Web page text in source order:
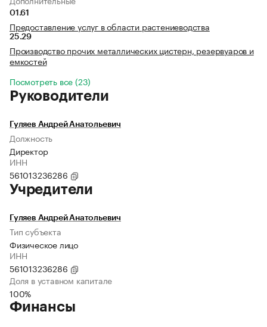
01.61
Предоставление услуг в области растениеводства
25.29
Производство прочих металлических цистерн, резервуаров и
емкостей
Посмотреть все (23)
Руководители
Гуляев Андрей Анатольевич
Должность
Директор
ИНН
561013236286
Учредители
Гуляев Андрей Анатольевич
Тип субъекта
Физическое лицо
ИНН
561013236286
Доля в уставном капитале
100%
Финансы